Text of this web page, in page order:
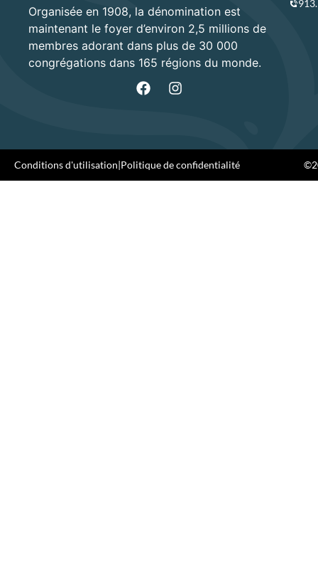
Organisée en 1908, la dénomination est
maintenant le foyer d’environ 2,5 millions de
membres adorant dans plus de 30 000
congrégations dans 165 régions du monde.
Conditions d'utilisation|Politique de confidentialité